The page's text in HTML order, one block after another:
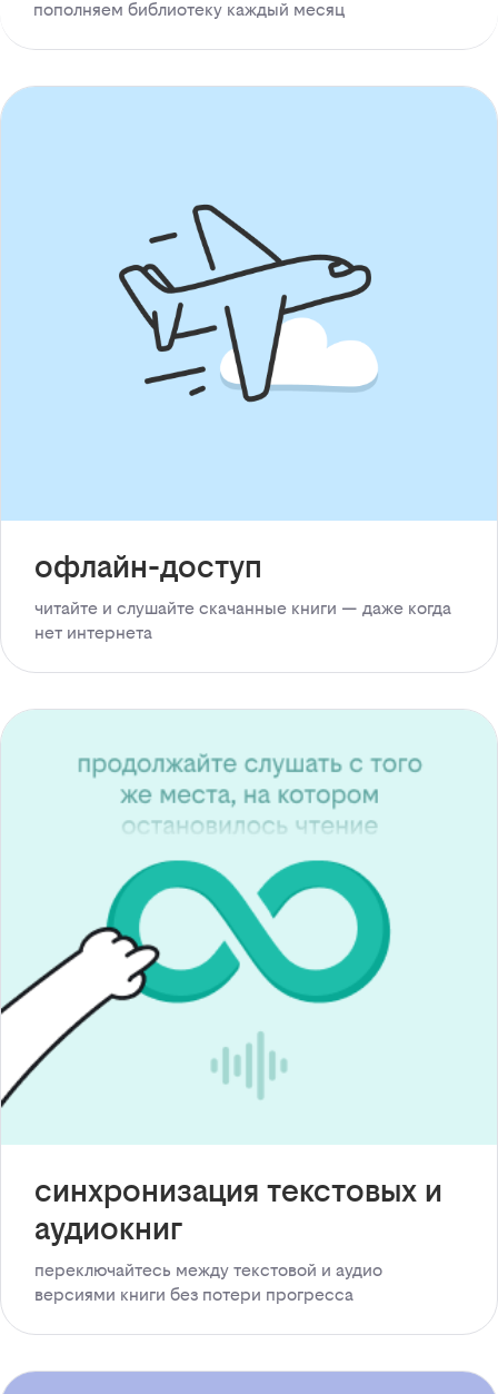
пополняем библиотеку каждый месяц
офлайн-доступ
читайте и слушайте скачанные книги — даже когда
нет интернета
синхронизация текстовых и
аудиокниг
переключайтесь между текстовой и аудио
версиями книги без потери прогресса